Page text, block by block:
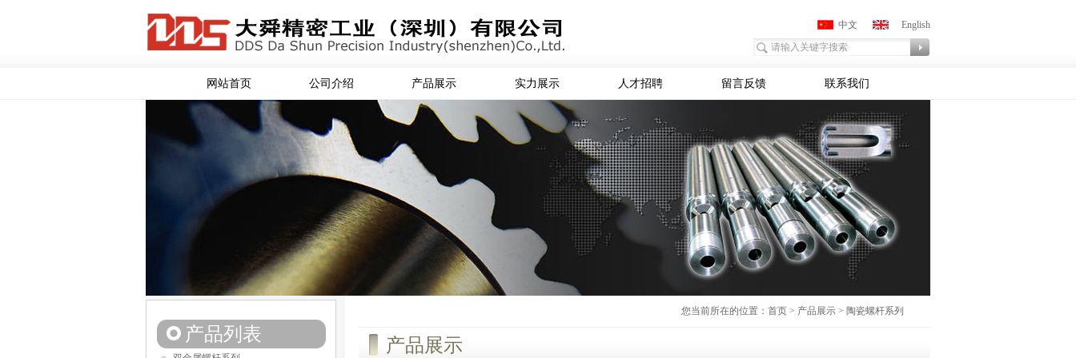
中文 English
网站首页 公司介绍 产品展示 实力展示 人才招聘 留言反馈 联系我们
产品列表
您当前所在的位置：首页 > 产品展示 > 陶瓷螺杆系列
产品展示